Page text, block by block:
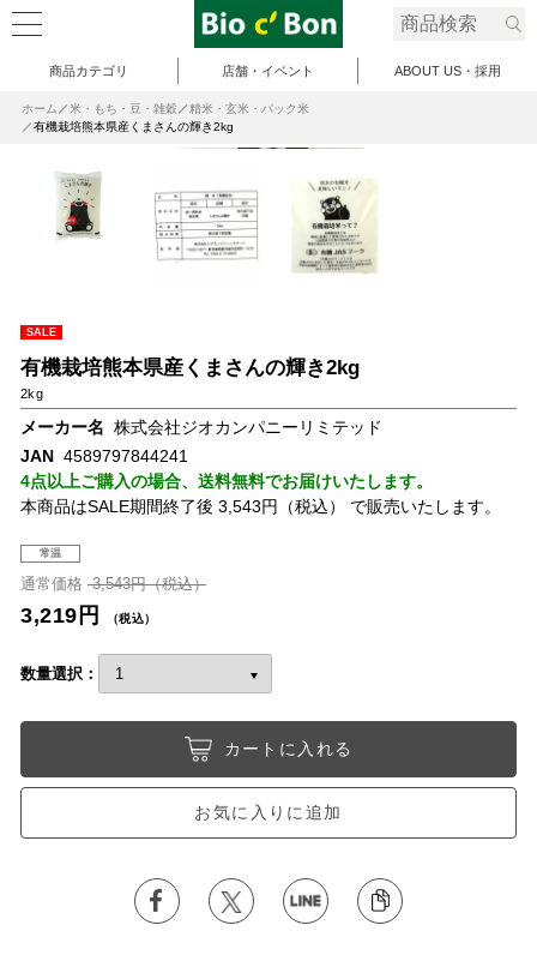
商品カテゴリ 店舗・イベント ABOUT US・採用
ホーム 米・もち・豆・雑穀
精米・玄米・パック米
有機栽培熊本県産くまさんの輝き2kg
SALE
有機栽培熊本県産くまさんの輝き2kg
2kg
メーカー名 株式会社ジオカンパニーリミテッド
JAN 4589797844241
4点以上ご購入の場合、送料無料でお届けいたします。
本商品はSALE期間終了後 3,543円（税込） で販売いたします。
常温
通常価格 3,543円（税込）
3,219円 （税込）
数量選択：
カートに入れる
お気に入りに追加